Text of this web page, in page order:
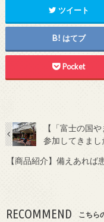
ツイート
はてブ
Pocket
【「富士の国
参加してきま
【商品紹介】備えあれば
RECOMMEND こちら